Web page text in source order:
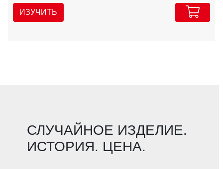
ИЗУЧИТЬ
СЛУЧАЙНОЕ ИЗДЕЛИЕ.
ИСТОРИЯ. ЦЕНА.